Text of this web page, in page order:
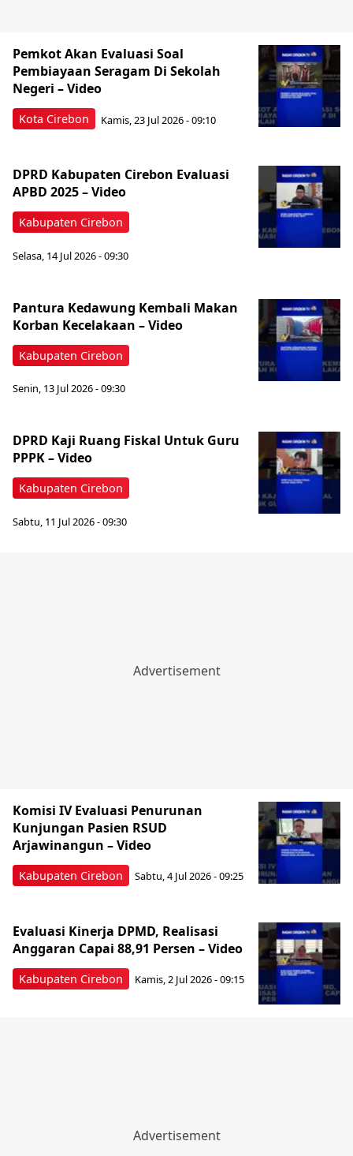
Kota Cirebon
Pemkot Akan Evaluasi Soal
Pembiayaan Seragam Di Sekolah
Negeri – Video
Kamis, 23 Jul 2026 - 09:10
Kabupaten Cirebon
DPRD Kabupaten Cirebon Evaluasi
APBD 2025 – Video
Selasa, 14 Jul 2026 - 09:30
Kabupaten Cirebon
‎Pantura Kedawung Kembali Makan
Korban Kecelakaan – Video
Senin, 13 Jul 2026 - 09:30
Kabupaten Cirebon
DPRD Kaji Ruang Fiskal Untuk Guru
PPPK – Video
Sabtu, 11 Jul 2026 - 09:30
Kabupaten Cirebon
Komisi IV Evaluasi Penurunan
Kunjungan Pasien RSUD
Arjawinangun – Video
Sabtu, 4 Jul 2026 - 09:25
Kabupaten Cirebon
‎Evaluasi Kinerja DPMD, Realisasi
Anggaran Capai 88,91 Persen – Video
Kamis, 2 Jul 2026 - 09:15